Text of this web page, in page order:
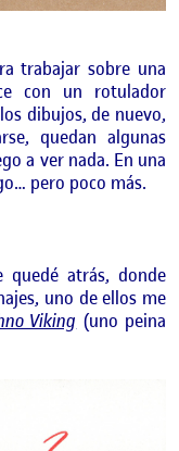
trabajar sobre una
con un rotulador
dibujos, de nuevo,
quedan algunas
a ver nada. En una
pero poco más.
atrás, donde
uno de ellos me
Viking (uno peina